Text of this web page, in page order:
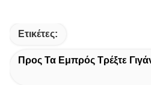
Ετικέτες:
Προς Τα Εμπρός Τρέξτε